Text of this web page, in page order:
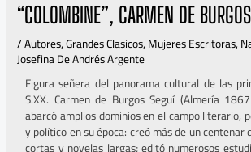
“COLOMBINE”, CARMEN DE BURGOS
/Autores,Grandes Clasicos,Mujeres Escritoras,
Josefina De Andrés Argente
Figura señera del panorama cultural de las
S.XX. Carmen de Burgos Seguí (Almería
abarcó amplios dominios en el campo literario,
y político en su época: creó más de un centenar